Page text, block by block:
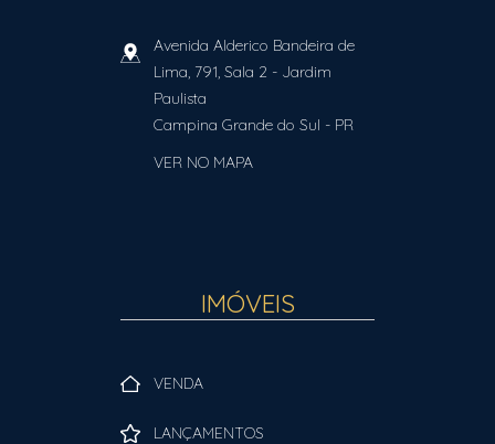
Avenida Alderico Bandeira de
Lima, 791, Sala 2 - Jardim
Paulista
Campina Grande do Sul - PR
VER NO MAPA
IMÓVEIS
VENDA
LANÇAMENTOS